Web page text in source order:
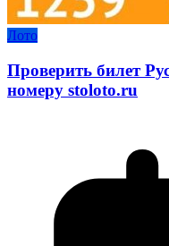
Лото
Проверить билет
номеру stoloto.ru